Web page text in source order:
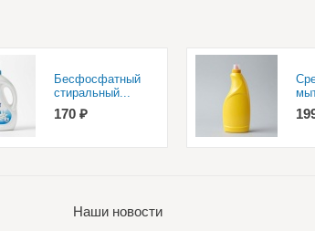
Бесфосфатный
стиральный...
170 ₽
Наши новости